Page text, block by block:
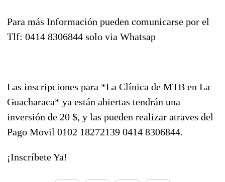
Para más Información pueden comunicarse por el
Tlf: 0414 8306844 solo via Whatsap
Las inscripciones para *La Clínica de MTB en La
Guacharaca* ya están abiertas tendrán una
inversión de 20 $, y las pueden realizar atraves del
Pago Movil 0102 18272139 0414 8306844.
¡Inscríbete Ya!